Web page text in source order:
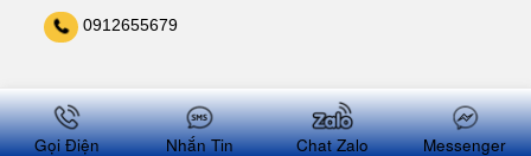
0912655679
VP TẠI TPHCM
Gọi Điện Nhắn Tin Chat Zalo Messenger